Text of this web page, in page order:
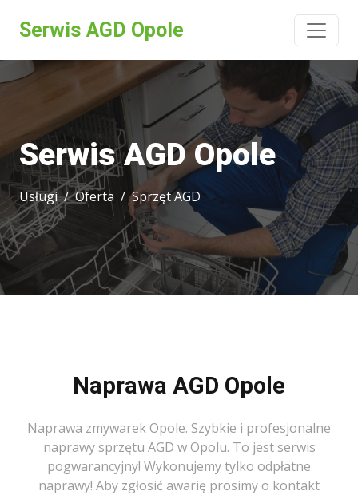
Serwis AGD Opole
Serwis AGD Opole
Usługi Oferta Sprzęt AGD
Naprawa AGD Opole
Naprawa zmywarek Opole. Szybkie i profesjonalne
naprawy sprzętu AGD w Opolu. To jest serwis
pogwarancyjny! Wykonujemy tylko odpłatne
naprawy! Aby zgłosić awarię prosimy o kontakt